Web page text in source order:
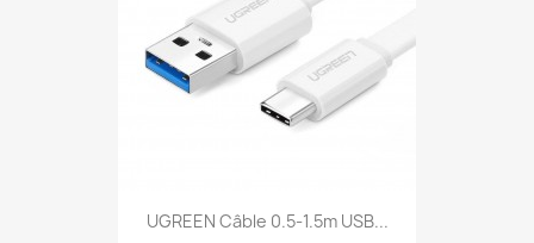
UGREEN Câble 0.5-1.5m USB...